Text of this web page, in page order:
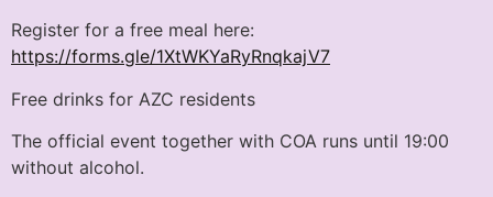
Register for a free meal here:
https://forms.gle/1XtWKYaRyRnqkajV7
Free drinks for AZC residents
The official event together with COA runs until 19:00
without alcohol.